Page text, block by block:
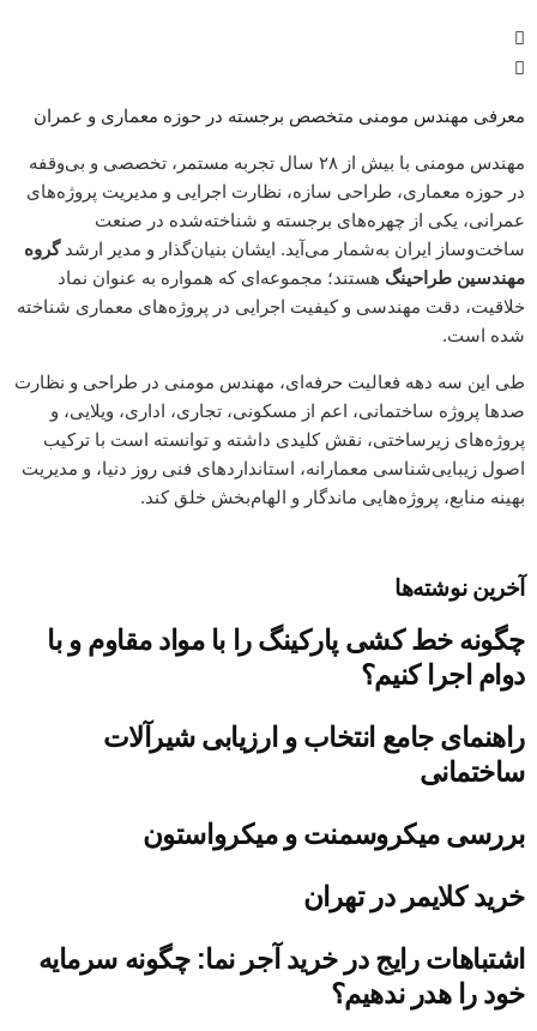
معرفی مهندس مومنی متخصص برجسته در حوزه معماری و عمران
مهندس مومنی با بیش از ۲۸ سال تجربه‌ مستمر، تخصصی و بی‌وقفه
در حوزه معماری، طراحی سازه، نظارت اجرایی و مدیریت پروژه‌های
عمرانی، یکی از چهره‌های برجسته و شناخته‌شده در صنعت
ساخت‌وساز ایران به‌شمار می‌آید. ایشان بنیان‌گذار و مدیر ارشدگروه
مهندسین طراحینگ هستند؛ مجموعه‌ای که همواره به عنوان نماد
خلاقیت، دقت مهندسی و کیفیت اجرایی در پروژه‌های معماری شناخته
شده است.
طی این سه دهه فعالیت حرفه‌ای، مهندس مومنی در طراحی و نظارت
صدها پروژه ساختمانی، اعم از مسکونی، تجاری، اداری، ویلایی، و
پروژه‌های زیرساختی، نقش کلیدی داشته و توانسته است با ترکیب
اصول زیبایی‌شناسی معمارانه، استانداردهای فنی روز دنیا، و مدیریت
بهینه منابع، پروژه‌هایی ماندگار و الهام‌بخش خلق کند.
آخرین نوشته‌ها
چگونه خط کشی پارکینگ را با مواد مقاوم و با
دوام اجرا کنیم؟
راهنمای جامع انتخاب و ارزیابی شیرآلات
ساختمانی
بررسی میکروسمنت و میکرواستون
خرید کلایمر در تهران
اشتباهات رایج در خرید آجر نما: چگونه سرمایه
خود را هدر ندهیم؟